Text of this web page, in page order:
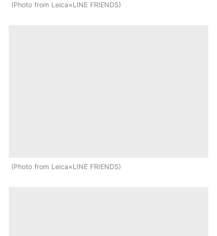
Photo from Leica×LINE FRIENDS
Photo from Leica×LINE FRIENDS